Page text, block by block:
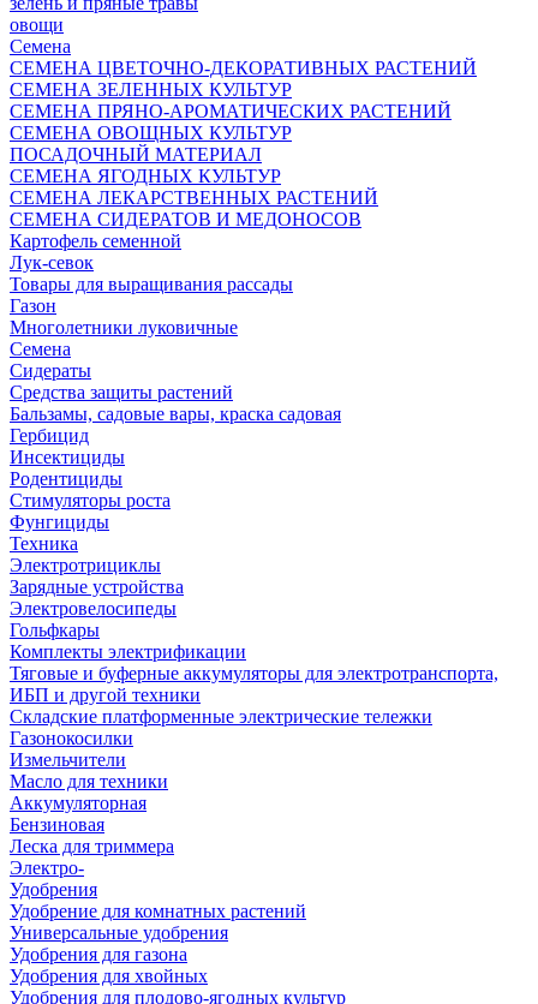
овощи
Семена
СЕМЕНА ЦВЕТОЧНО-ДЕКОРАТИВНЫХ РАСТЕНИЙ
СЕМЕНА ЗЕЛЕННЫХ КУЛЬТУР
СЕМЕНА ПРЯНО-АРОМАТИЧЕСКИХ РАСТЕНИЙ
СЕМЕНА ОВОЩНЫХ КУЛЬТУР
ПОСАДОЧНЫЙ МАТЕРИАЛ
СЕМЕНА ЯГОДНЫХ КУЛЬТУР
СЕМЕНА ЛЕКАРСТВЕННЫХ РАСТЕНИЙ
СЕМЕНА СИДЕРАТОВ И МЕДОНОСОВ
Картофель семенной
Лук-севок
Товары для выращивания рассады
Газон
Многолетники луковичные
Семена
Сидераты
Средства защиты растений
Бальзамы, садовые вары, краска садовая
Гербицид
Инсектициды
Родентициды
Стимуляторы роста
Фунгициды
Техника
Электротрициклы
Зарядные устройства
Электровелосипеды
Гольфкары
Комплекты электрификации
Тяговые и буферные аккумуляторы для электротранспорта,
ИБП и другой техники
Складские платформенные электрические тележки
Газонокосилки
Измельчители
Масло для техники
Аккумуляторная
Бензиновая
Леска для триммера
Электро-
Удобрения
Удобрение для комнатных растений
Универсальные удобрения
Удобрения для газона
Удобрения для хвойных
Удобрения для плодово-ягодных культур